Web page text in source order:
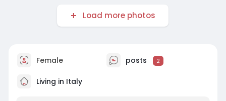
Load more photos
Female posts 2
Living in Italy